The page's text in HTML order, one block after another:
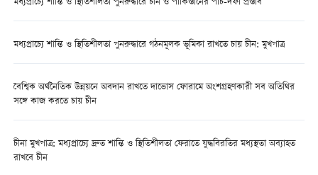
মধ্যপ্রাচ্যে শান্তি ও স্থিতিশীলতা পুনরুদ্ধারে গঠনমূলক ভূমিকা রাখতে চায় চীন: মুখপাত্র
বৈশ্বিক অর্থনৈতিক উন্নয়নে অবদান রাখতে দাভোস ফোরামে অংশগ্রহণকারী সব অতিথির
সঙ্গে কাজ করতে চায় চীন
চীনা মুখপাত্র: মধ্যপ্রাচ্যে দ্রুত শান্তি ও স্থিতিশীলতা ফেরাতে যুদ্ধবিরতির মধ্যস্থতা অব্যাহত
রাখবে চীন